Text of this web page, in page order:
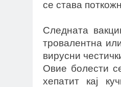
се става
Следната
тровалентна
вирусни
Овие болести
хепатит кај